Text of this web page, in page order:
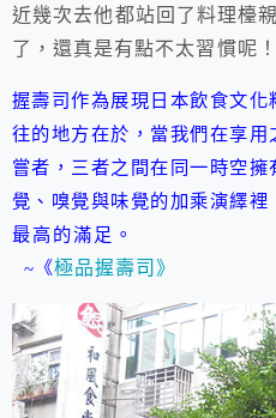
近幾次去他都站回了料理檯
了，還真是有點不太習慣呢！
握壽司作為展現日本飲食文
往的地方在於，當我們在享
嘗者，三者之間在同一時空
覺、嗅覺與味覺的加乘演繹
最高的
~《極品握壽司》